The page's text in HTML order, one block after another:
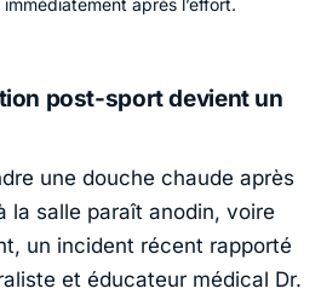
immédiatement après l’effort.
post-sport devient un
une douche chaude après
la salle paraît anodin, voire
un incident récent rapporté
et éducateur médical Dr.